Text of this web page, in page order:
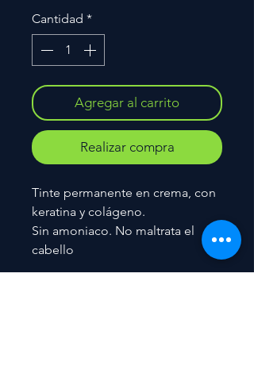
Cantidad *
Agregar al carrito
Realizar compra
Tinte permanente en crema, con
keratina y colágeno.
Sin amoniaco. No maltrata el
cabello